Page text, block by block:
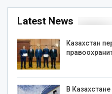
Latest News
Казахстан
В